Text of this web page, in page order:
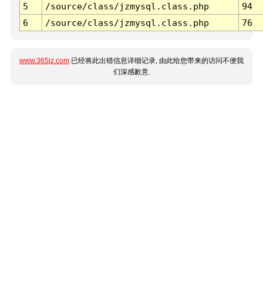
5
/source/class/jzmysql.class.php
94
6
/source/class/jzmysql.class.php 76
www.365jz.com 已经将此出错信息详细记录, 由此给您带来的访问不便我
们深感歉意.